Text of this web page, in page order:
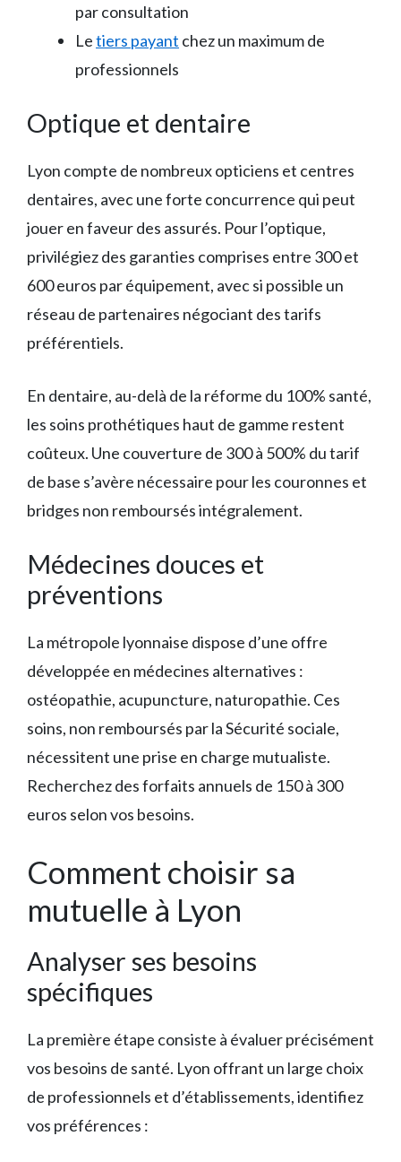
par consultation
Letiers payant chez un maximum de
professionnels
Optique et dentaire
Lyon compte de nombreux opticiens et centres
dentaires, avec une forte concurrence qui peut
jouer en faveur des assurés. Pour l’optique,
privilégiez des garanties comprises entre 300 et
600 euros par équipement, avec si possible un
réseau de partenaires négociant des tarifs
préférentiels.
En dentaire, au-delà de la réforme du 100% santé,
les soins prothétiques haut de gamme restent
coûteux. Une couverture de 300 à 500% du tarif
de base s’avère nécessaire pour les couronnes et
bridges non remboursés intégralement.
Médecines douces et
préventions
La métropole lyonnaise dispose d’une offre
développée en médecines alternatives :
ostéopathie, acupuncture, naturopathie. Ces
soins, non remboursés par la Sécurité sociale,
nécessitent une prise en charge mutualiste.
Recherchez des forfaits annuels de 150 à 300
euros selon vos besoins.
Comment choisir sa
mutuelle à Lyon
Analyser ses besoins
spécifiques
La première étape consiste à évaluer précisément
vos besoins de santé. Lyon offrant un large choix
de professionnels et d’établissements, identifiez
vos préférences :